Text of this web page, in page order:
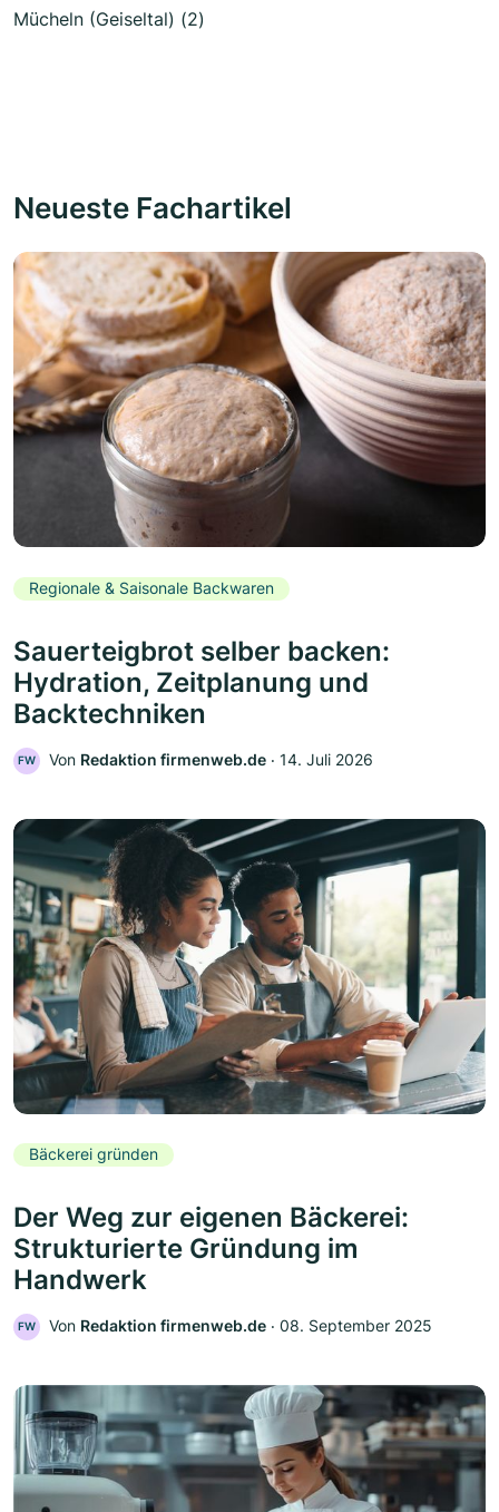
Mücheln (Geiseltal) (2)
Neueste Fachartikel
Regionale & Saisonale Backwaren
Sauerteigbrot selber backen:
Hydration, Zeitplanung und
Backtechniken
FW Von Redaktion firmenweb.de ‧ 14. Juli 2026
Bäckerei gründen
Der Weg zur eigenen Bäckerei:
Strukturierte Gründung im
Handwerk
FW Von Redaktion firmenweb.de ‧ 08. September 2025